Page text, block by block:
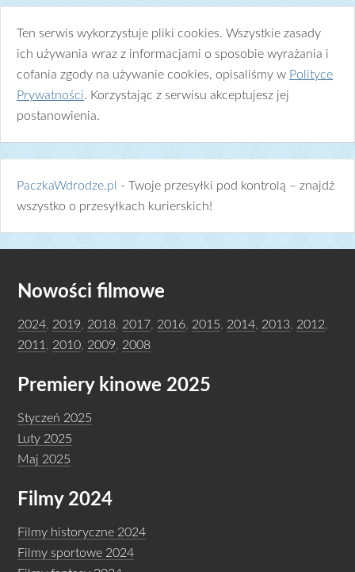
Ten serwis wykorzystuje pliki cookies. Wszystkie zasady
ich używania wraz z informacjami o sposobie wyrażania i
cofania zgody na używanie cookies, opisaliśmy w Polityce
Prywatności. Korzystając z serwisu akceptujesz jej
postanowienia.
PaczkaWdrodze.pl
- Twoje przesyłki pod kontrolą – znajdź
wszystko o przesyłkach kurierskich!
Nowości filmowe
2024 2019 2018 2017 2016 2015 2014 2013 2012
2011
2010 2009 2008
Premiery kinowe 2025
Styczeń 2025
Luty 2025
Maj 2025
Filmy 2024
Filmy historyczne 2024
Filmy sportowe 2024